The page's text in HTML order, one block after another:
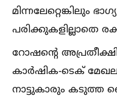
മിന്നലേറ്റെങ്കിലും
പരിക്കുകളില്ലാതെ
റോഷന്റെ
കാർഷിക-ടെക്
നാട്ടുകാരും കടുത്ത